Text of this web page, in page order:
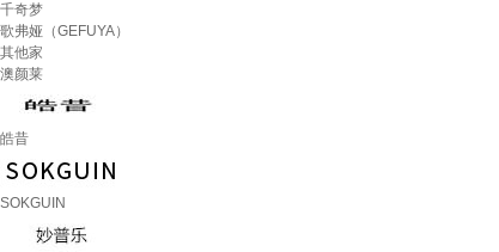
千奇梦
歌弗娅（GEFUYA）
其他家
澳颜莱
皓昔
SOKGUIN